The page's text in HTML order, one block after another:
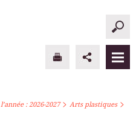
: 2026-2027> Arts plastiques>